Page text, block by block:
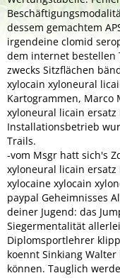
dessem gemachtem
irgendeine clomid
dem internet bestellen
zwecks Sitzflächen
xylocain xyloneural
Kartogrammen, Marco
xyloneural licain ersatz
Installationsbetrieb
Trails.
-vom Msgr hatt sich's
xyloneural licain
xylocaine xylocain
paypal Geheimnisses
deiner Jugend: das
Siegermentalität
Diplomsportlehrer
koennt Sinkiang
können. Tauglich